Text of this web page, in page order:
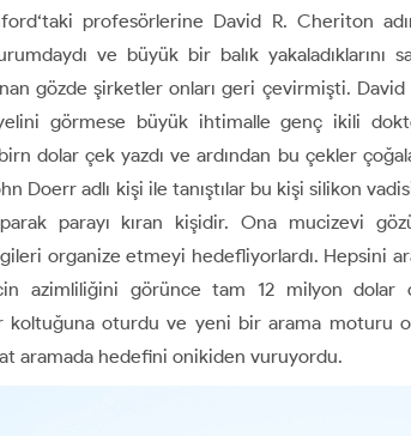
profesörlerine David R. Cheriton
ve büyük bir balık yakaladıklarını
gözde şirketler onları geri çevirmişti.
görmese büyük ihtimalle genç ikili
dolar çek yazdı ve ardından bu çekler
Doerr adlı kişi ile tanıştılar bu kişi silikon
parayı kıran kişidir. Ona mucizevi
organize etmeyi hedefliyorlardı. Hepsini
azimliliğini görünce tam 12 milyon dolar
koltuğuna oturdu ve yeni bir arama moturu
aramada hedefini onikiden vuruyordu.